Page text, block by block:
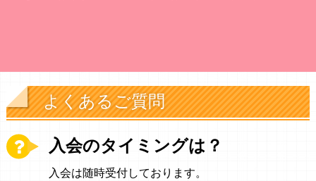
よくあるご質問
入会のタイミングは？
入会は随時受付しております。